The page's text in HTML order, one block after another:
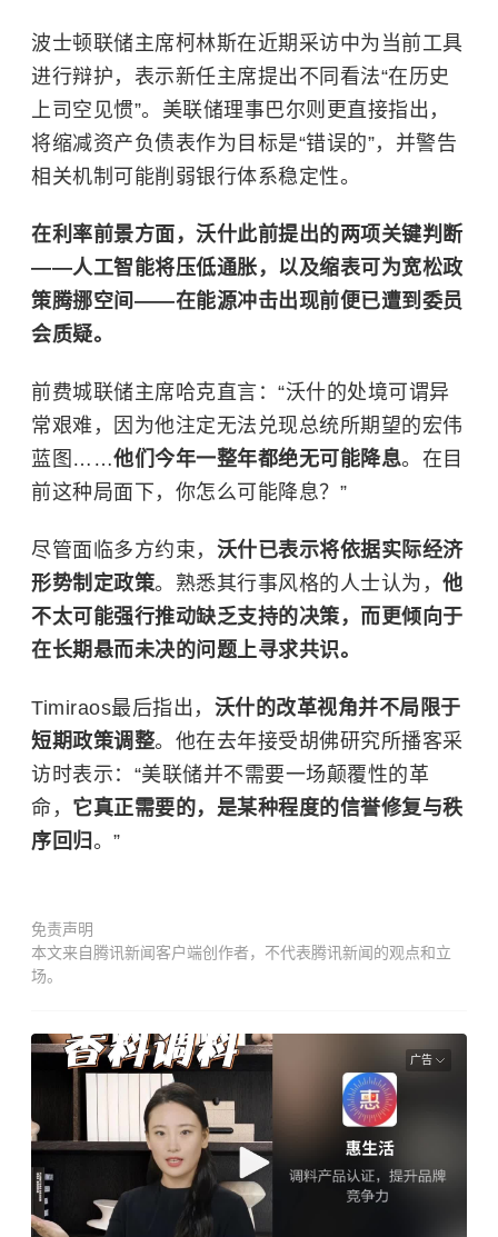
波士顿联储主席柯林斯在近期采访中为当前工具
进行辩护，表示新任主席提出不同看法“在历史
上司空见惯”。美联储理事巴尔则更直接指出，
将缩减资产负债表作为目标是“错误的”，并警告
相关机制可能削弱银行体系稳定性。
在利率前景方面，沃什此前提出的两项关键判断
——人工智能将压低通胀，以及缩表可为宽松政
策腾挪空间——在能源冲击出现前便已遭到委员
会质疑。
前费城联储主席哈克直言：“沃什的处境可谓异
常艰难，因为他注定无法兑现总统所期望的宏伟
蓝图……他们今年一整年都绝无可能降息。在目
前这种局面下，你怎么可能降息？”
尽管面临多方约束， 沃什已表示将依据实际经济
形势制定政策。熟悉其行事风格的人士认为， 他
不太可能强行推动缺乏支持的决策，而更倾向于
在长期悬而未决的问题上寻求共识。
Timiraos最后指出， 沃什的改革视角并不局限于
短期政策调整。他在去年接受胡佛研究所播客采
访时表示：“美联储并不需要一场颠覆性的革
命， 它真正需要的，是某种程度的信誉修复与秩
序回归 。”
免责声明
本文来自腾讯新闻客户端创作者，不代表腾讯新闻的观点和立
场。
广告